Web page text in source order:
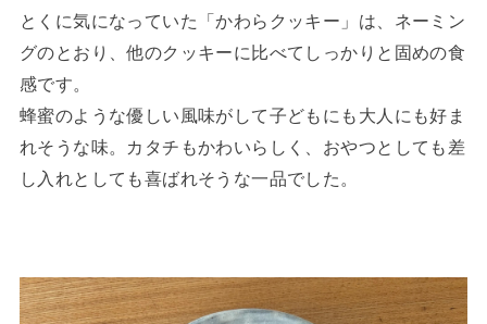
とくに気になっていた「かわらクッキー」は、ネーミン
グのとおり、他のクッキーに比べてしっかりと固めの食
感です。
蜂蜜のような優しい風味がして子どもにも大人にも好ま
れそうな味。カタチもかわいらしく、おやつとしても差
し入れとしても喜ばれそうな一品でした。